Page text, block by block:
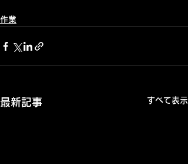
作業
最新記事 すべて表示